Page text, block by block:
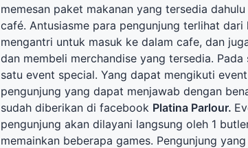
memesan paket makanan yang tersedia
café. Antusiasme para pengunjung terlihat dari
mengantri untuk masuk ke dalam cafe, dan
dan membeli merchandise yang tersedia.
satu event special. Yang dapat mengikuti
pengunjung yang dapat menjawab dengan
sudah diberikan di facebook Platina Parlour.
pengunjung akan dilayani langsung oleh 1
memainkan beberapa games. Pengunjung